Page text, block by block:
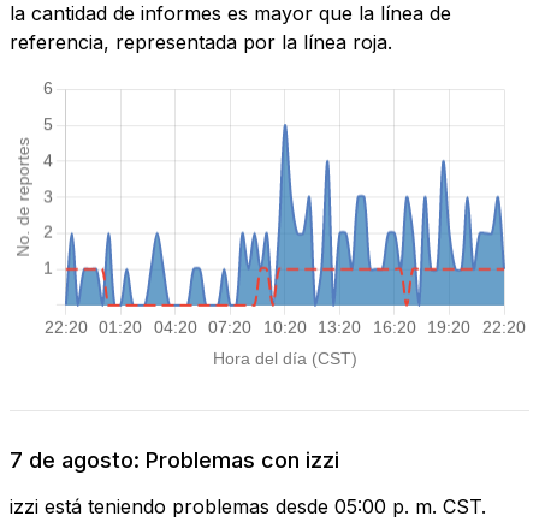
la cantidad de informes es mayor que la línea de
referencia, representada por la línea roja.
7 de agosto: Problemas con izzi
izzi está teniendo problemas desde 05:00 p. m. CST.